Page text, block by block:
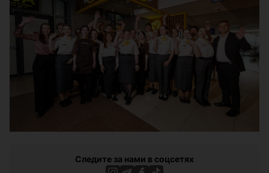
Следите за нами в соцсетях